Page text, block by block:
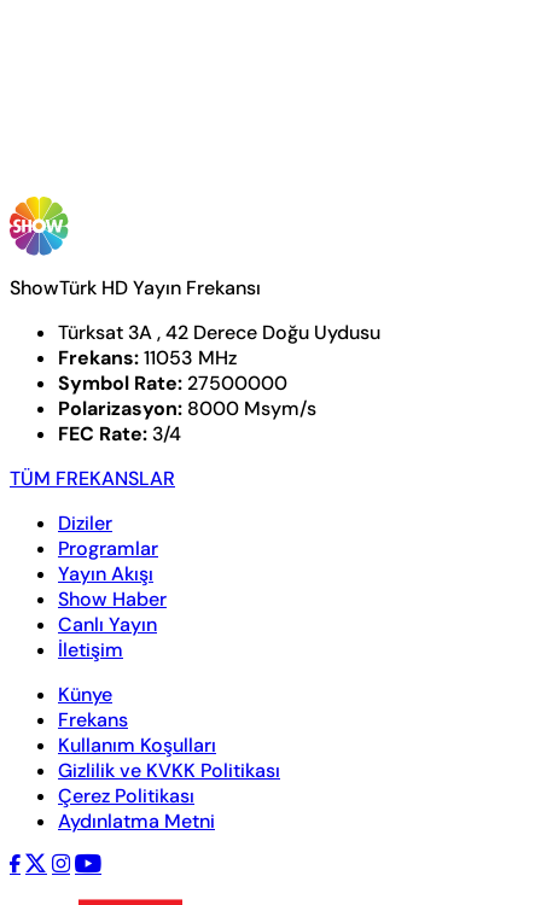
ShowTürk HD Yayın Frekansı
Türksat 3A , 42 Derece Doğu Uydusu
Frekans:11053 MHz
Symbol Rate: 27500000
Polarizasyon: 8000 Msym/s
FEC Rate: 3/4
TÜM FREKANSLAR
Diziler
Programlar
Yayın Akışı
Show Haber
Canlı Yayın
İletişim
Künye
Frekans
Kullanım Koşulları
Gizlilik ve KVKK Politikası
Çerez Politikası
Aydınlatma Metni